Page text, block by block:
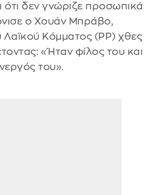
ότι δεν γνώριζε προσωπικά
ο Χουάν Μπράβο,
Κόμματος (PP) χθες
«Ήταν φίλος του και
του».